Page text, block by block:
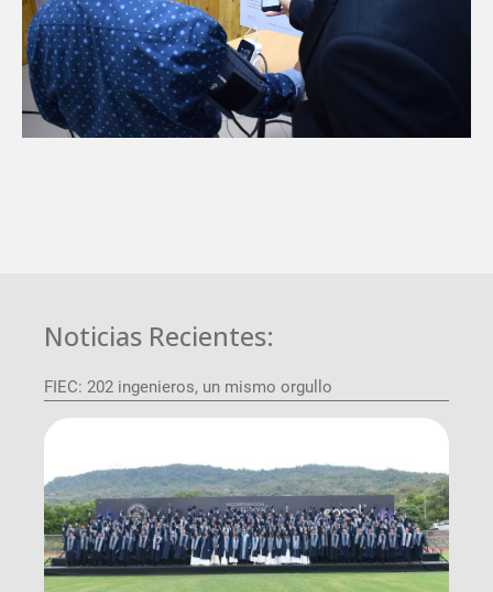
Noticias Recientes:
FIEC: 202 ingenieros, un mismo orgullo